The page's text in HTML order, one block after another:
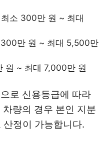
소 300만 원 ~ 최대
만 원 ~ 최대 5,500만
원 ~ 최대 7,000만 원
로 신용등급에 따라
량의 경우 본인 지분
정이 가능합니다.